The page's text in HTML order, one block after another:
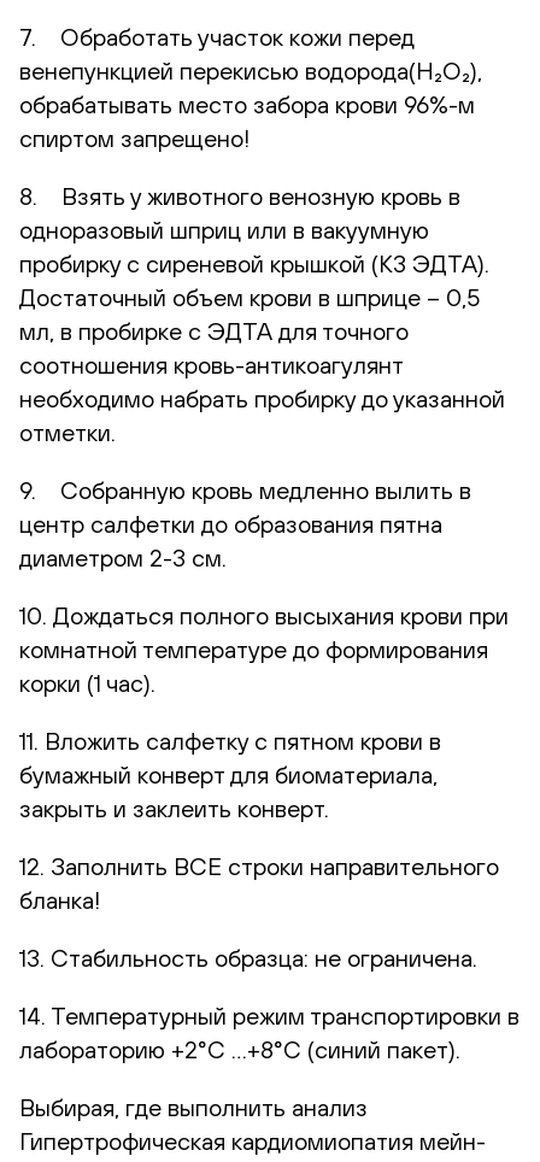
7. Обработать участок кожи перед
венепункцией перекисью водорода(H₂O₂),
обрабатывать место забора крови 96%-м
спиртом запрещено!
8. Взять у животного венозную кровь в
одноразовый шприц или в вакуумную
пробирку с сиреневой крышкой (К3 ЭДТА).
Достаточный объем крови в шприце – 0,5
мл, в пробирке с ЭДТА для точного
соотношения кровь-антикоагулянт
необходимо набрать пробирку до указанной
отметки.
9. Собранную кровь медленно вылить в
центр салфетки до образования пятна
диаметром 2-3 см.
10. Дождаться полного высыхания крови при
комнатной температуре до формирования
корки (1 час).
11. Вложить салфетку с пятном крови в
бумажный конверт для биоматериала,
закрыть и заклеить конверт.
12. Заполнить ВСЕ строки направительного
бланка!
13. Стабильность образца: не ограничена.
14. Температурный режим транспортировки в
лабораторию +2°С …+8°С (синий пакет).
Выбирая, где выполнить анализ
Гипертрофическая кардиомиопатия мейн-